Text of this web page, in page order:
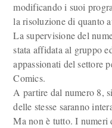
modificando i suoi
la risoluzione di quanto
La supervisione del
stata affidata al gruppo
appassionati del settore
Comics.
A partire dal numero 8,
delle stesse saranno
Ma non è tutto. I numeri